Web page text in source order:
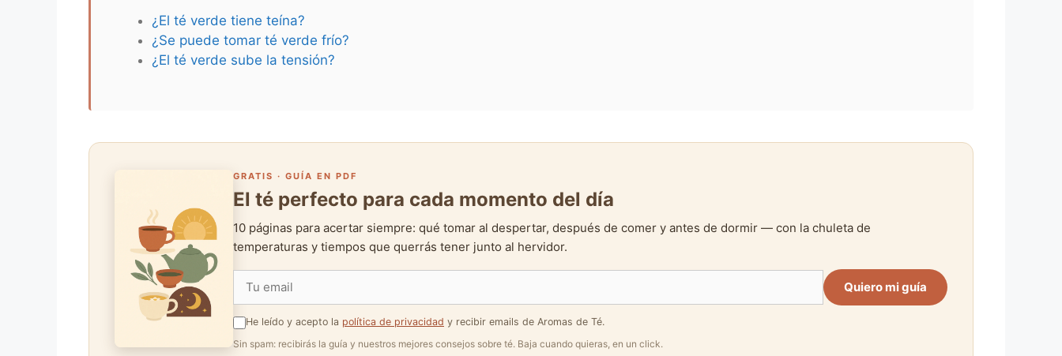
¿El té verde tiene teína?
¿Se puede tomar té verde frío?
¿El té verde sube la tensión?
GRATIS · GUÍA EN PDF
El té perfecto para cada momento del día
10 páginas para acertar siempre: qué tomar al despertar, después de comer y antes de dormir — con la chuleta de
temperaturas y tiempos que querrás tener junto al hervidor.
Quiero mi guía
He leído y acepto la política de privacidad y recibir emails de Aromas de Té.
Sin spam: recibirás la guía y nuestros mejores consejos sobre té. Baja cuando quieras, en un click.